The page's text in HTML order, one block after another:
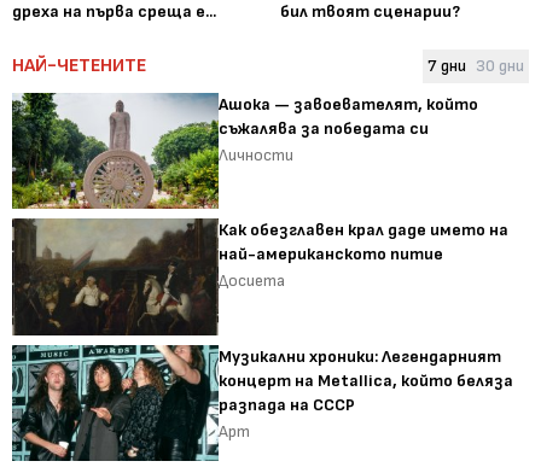
дреха на първа среща е...
бил твоят сценарии?
НАЙ-ЧЕТЕНИТЕ 7 дни 30 дни
Ашока — завоевателят, който
съжалява за победата си
Личности
Как обезглавен крал даде името на
най-американското питие
Досиета
Музикални хроники: Легендарният
концерт на Metallica, който беляза
разпада на СССР
Арт